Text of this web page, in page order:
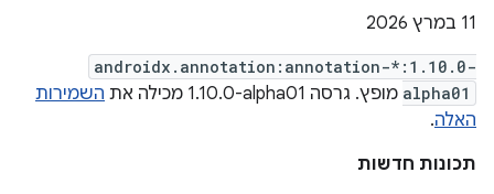
‫11 במרץ 2026
androidx.annotation:annotation-*:1.10.0-
alpha01 מופץ. גרסה ‎1.10.0-alpha01 מכילה את
השמירות
האלה.
תכונות חדשות